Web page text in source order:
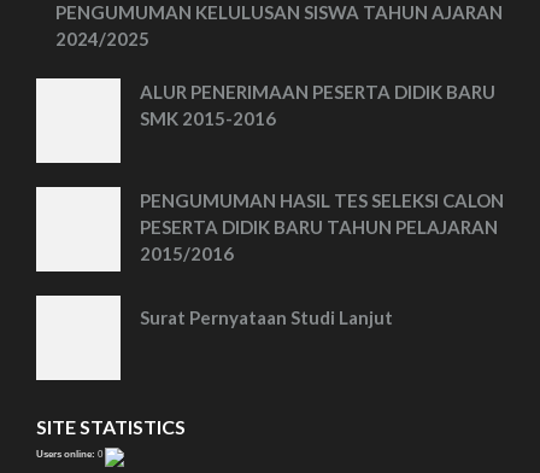
PENGUMUMAN KELULUSAN SISWA TAHUN AJARAN
2024/2025
ALUR PENERIMAAN PESERTA DIDIK BARU
SMK 2015-2016
PENGUMUMAN HASIL TES SELEKSI CALON
PESERTA DIDIK BARU TAHUN PELAJARAN
2015/2016
Surat Pernyataan Studi Lanjut
SITE STATISTICS
Users online: 0